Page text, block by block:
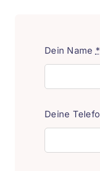
Dein Name *
Deine